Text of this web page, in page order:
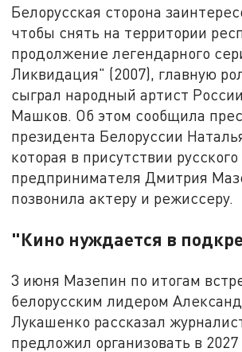
Белорусская сторона
чтобы снять на территории
продолжение легендарного
Ликвидация" (2007), главную
сыграл народный артист
Машков. Об этом сообщила
президента Белоруссии
которая в присутствии русского
предпринимателя Дмитрия
позвонила актеру и режиссеру.
"Кино нуждается в
3 июня Мазепин по итогам
белорусским лидером
Лукашенко рассказал
предложил организовать в